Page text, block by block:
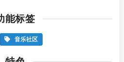
能标签
音乐社区